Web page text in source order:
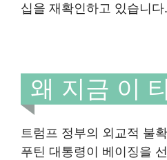
십을 재확인하고 있습니다.
왜 지금 이
트럼프 정부의 외교적 불
푸틴 대통령이 베이징을